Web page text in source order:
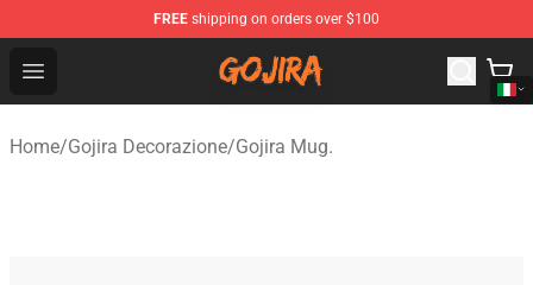
FREE shipping on orders over $100
Open menu
Gojira Shop - Official Gojira Merchandise Store
Home/Gojira Decorazione/Gojira Mug.